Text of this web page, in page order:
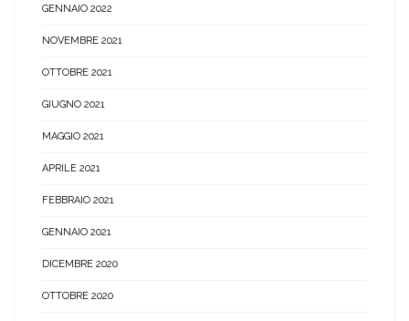
GENNAIO 2022
NOVEMBRE 2021
OTTOBRE 2021
GIUGNO 2021
MAGGIO 2021
APRILE 2021
FEBBRAIO 2021
GENNAIO 2021
DICEMBRE 2020
OTTOBRE 2020